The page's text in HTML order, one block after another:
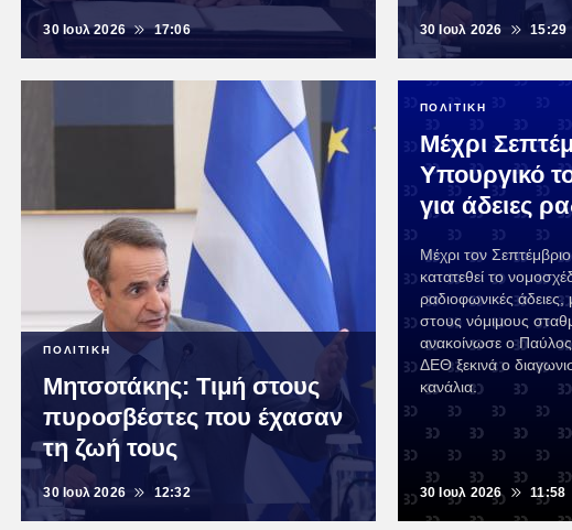
30 Ιουλ 2026 17:06 30 Ιουλ 2026 15:29
ΠΟΛΙΤΙΚΗ
Μητσοτάκης: Τιμή στους
πυροσβέστες που έχασαν
τη ζωή τους
30 Ιουλ 2026 12:32
ΠΟΛΙΤΙΚΗ
Μέχρι
Υπουργικό
για άδειες
Μέχρι τον
κατατεθεί το
ραδιοφωνικές
στους νόμιμους
ανακοίνωσε ο
ΔΕΘ ξεκινά ο
κανάλια.
30 Ιουλ 2026 11:58